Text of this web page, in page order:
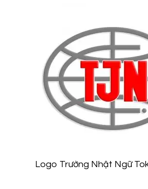
Logo Trường Nhật Ngữ